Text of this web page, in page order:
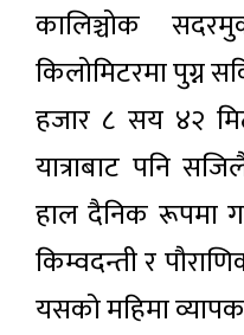
कालिञ्चोक
किलोमिटरमा पुग्न
हजार ८ सय ४२
यात्राबाट पनि
हाल दैनिक रूपमा
किम्वदन्ती र
यसको महिमा